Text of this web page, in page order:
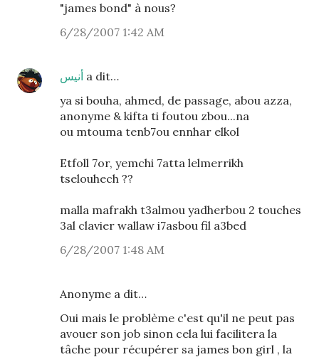
"james bond" à nous?
6/28/2007 1:42 AM
أنيس a dit…
ya si bouha, ahmed, de passage, abou azza,
anonyme & kifta ti foutou zbou...na
ou mtouma tenb7ou ennhar elkol
Etfoll 7or, yemchi 7atta lelmerrikh
tselouhech ??
malla mafrakh t3almou yadherbou 2 touches
3al clavier wallaw i7asbou fil a3bed
6/28/2007 1:48 AM
Anonyme a dit…
Oui mais le problème c'est qu'il ne peut pas
avouer son job sinon cela lui facilitera la
tâche pour récupérer sa james bon girl , la